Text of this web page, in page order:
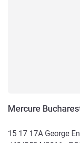
Mercure
15 17 17A George